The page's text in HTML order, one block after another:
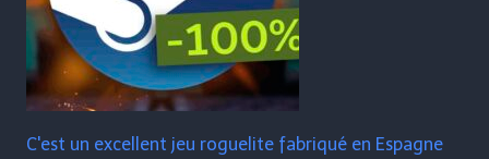
C'est un excellent jeu roguelite fabriqué en Espagne